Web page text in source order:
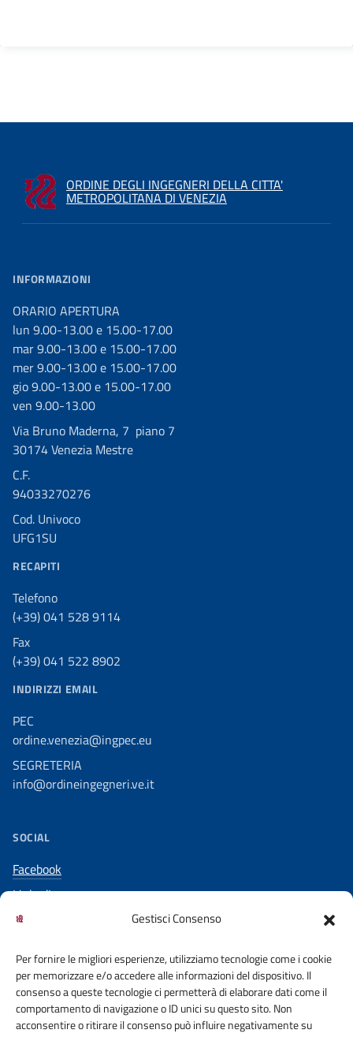
Gestisci Consenso
Per fornire le migliori esperienze, utilizziamo tecnologie come i cookie
per memorizzare e/o accedere alle informazioni del dispositivo. Il
consenso a queste tecnologie ci permetterà di elaborare dati come il
comportamento di navigazione o ID unici su questo sito. Non
acconsentire o ritirare il consenso può influire negativamente su
ORDINE DEGLI INGEGNERI DELLA CITTA'
METROPOLITANA DI VENEZIA
INFORMAZIONI
ORARIO APERTURA
lun 9.00-13.00 e 15.00-17.00
mar 9.00-13.00 e 15.00-17.00
mer 9.00-13.00 e 15.00-17.00
gio 9.00-13.00 e 15.00-17.00
ven 9.00-13.00
Via Bruno Maderna, 7 piano 7
30174 Venezia Mestre
C.F.
94033270276
Cod. Univoco
UFG1SU
RECAPITI
Telefono
(+39) 041 528 9114
Fax
(+39) 041 522 8902
INDIRIZZI EMAIL
PEC
ordine.venezia@ingpec.eu
SEGRETERIA
info@ordineingegneri.ve.it
SOCIAL
Facebook
LinkedIn
YouTube
ACCESSO CIVICO COOKIE POLICY